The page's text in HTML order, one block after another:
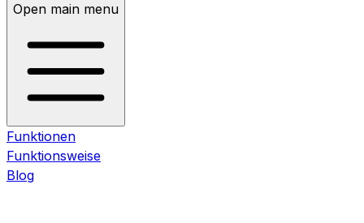
Open main menu
Funktionen
Funktionsweise
Blog